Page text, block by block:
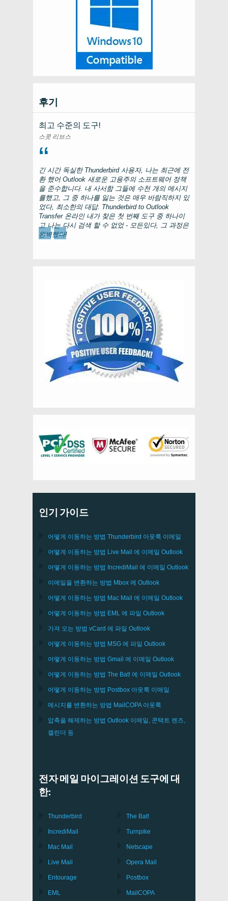
후기
최고 수준의 도구!
스콧 리브스
긴 시간 독실한 Thunderbird사용자, 나는 최근에 전
환 했어 Outlook 새로운 고용주의 소프트웨어 정책
을 준수합니다. 내 사서함 그들에 수천 개의 메시지
를했고, 그 중 하나를 잃는 것은 매우 바람직하지 있
었다, 최소한의 대답. Thunderbird to Outlook
Transfer온라인 내가 찾은 첫 번째 도구 중 하나이
고 나는 다시 검색 할 수 없었 - 모든있다, 그 과정은
완벽했다!
← →
인기 가이드
어떻게 이동하는 방법 Thunderbird 아웃룩 이메일
어떻게 이동하는 방법 Live Mail 에 이메일 Outlook
어떻게 이동하는 방법 IncrediMail 에 이메일 Outlook
이메일을 변환하는 방법 Mbox 에 Outlook
어떻게 이동하는 방법 Mac Mail 에 이메일 Outlook
어떻게 이동하는 방법 EML 에 파일 Outlook
가져 오는 방법 vCard 에 파일 Outlook
어떻게 이동하는 방법 MSG 에 파일 Outlook
어떻게 이동하는 방법 Gmail 에 이메일 Outlook
어떻게 이동하는 방법 The Bat! 에 이메일 Outlook
어떻게 이동하는 방법 Postbox 아웃룩 이메일
메시지를 변환하는 방법 MailCOPA아웃룩
압축을 해제하는 방법 Outlook 이메일, 콘택트 렌즈,
캘린더 등
전자 메일 마이그레이션 도구에 대
한:
Thunderbird
IncrediMail
Mac Mail
Live Mail
Entourage
EML
The Bat!
Turnpike
Netscape
Opera Mail
Postbox
MailCOPA